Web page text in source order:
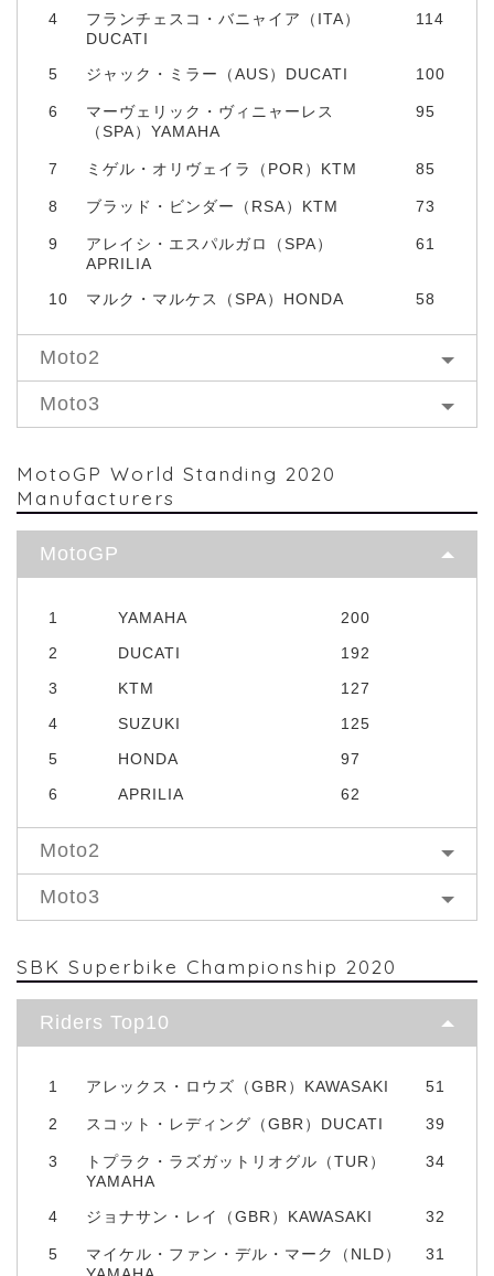
4
フランチェスコ・バニャイア（ITA）
DUCATI
114
5 ジャック・ミラー（AUS）DUCATI 100
6
マーヴェリック・ヴィニャーレス
（SPA）YAMAHA
95
7 ミゲル・オリヴェイラ（POR）KTM 85
8 ブラッド・ビンダー（RSA）KTM 73
9
アレイシ・エスパルガロ（SPA）
APRILIA
61
10 マルク・マルケス（SPA）HONDA 58
Moto2
Moto3
MotoGP World Standing 2020
Manufacturers
MotoGP
1 YAMAHA
200
2
DUCATI
192
3
KTM
127
4
SUZUKI
125
5
HONDA
97
6
APRILIA 62
Moto2
Moto3
SBK Superbike Championship 2020
Riders Top10
1 アレックス・ロウズ（GBR）KAWASAKI 51
2 スコット・レディング（GBR）DUCATI 39
3
トプラク・ラズガットリオグル（TUR）
YAMAHA
34
4 ジョナサン・レイ（GBR）KAWASAKI 32
5
マイケル・ファン・デル・マーク（NLD）
31